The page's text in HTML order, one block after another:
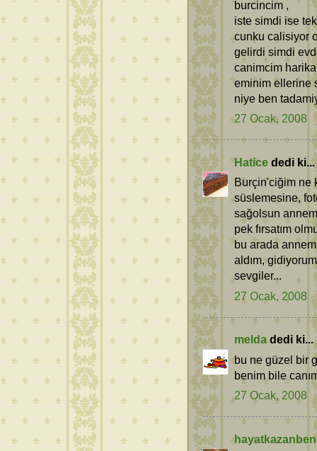
burcincim ,
iste simdi ise
cunku calisiyor
gelirdi simdi
canimcim
eminim ellerine
niye ben
27 Ocak, 2008
Hatice dedi ki...
Burçin'ciğim ne
süslemesine,
sağolsun
pek fırsatım
bu arada
aldım,
sevgiler...
27 Ocak, 2008
meldadedi ki...
bu ne güzel bir
benim bile
27 Ocak, 2008